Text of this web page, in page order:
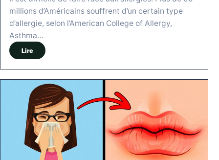
millions d’Américains souffrent d’un certain type
d’allergie, selon l’American College of Allergy,
Asthma…
Lire